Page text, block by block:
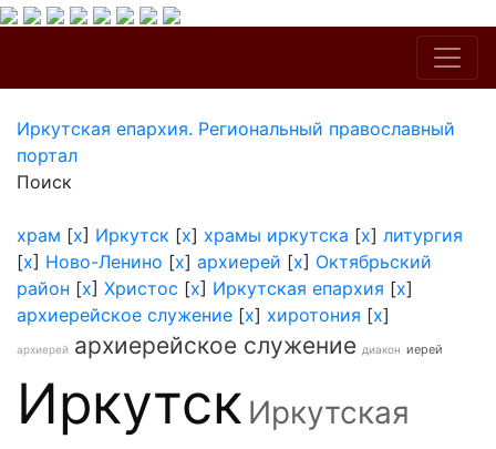
Иркутская епархия. Региональный православный
портал
Поиск
храм [x] Иркутск [x] храмы иркутска [x] литургия
[x] Ново-Ленино [x] архиерей [x] Октябрьский
район [x] Христос [x] Иркутская епархия [x]
архиерейское служение [x] хиротония [x]
архиерей архиерейское служение диакон иерей
Иркутск Иркутская